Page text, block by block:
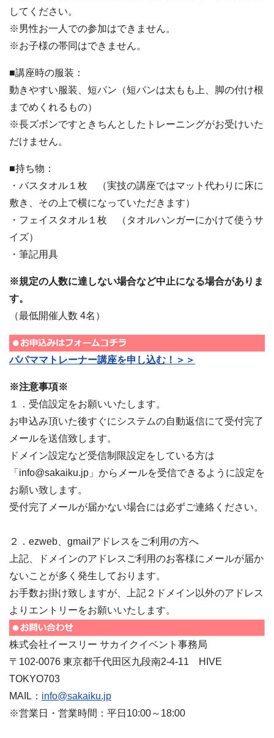
してください。
※男性お一人での参加はできません。
※お子様の帯同はできません。
■講座時の服装：
動きやすい服装、短パン（短パンは太もも上、脚の付け根
までめくれるもの）
※長ズボンですときちんとしたトレーニングがお受けいた
だけません。
■持ち物：
・バスタオル１枚 （実技の講座ではマット代わりに床に
敷き、その上で横になっていただきます）
・フェイスタオル１枚 （タオルハンガーにかけて使うサ
イズ）
・筆記用具
※規定の人数に達しない場合など中止になる場合がありま
す。
（最低開催人数 4名）
パパママトレーナー講座を申し込む！＞＞
※注意事項※
１．受信設定をお願いいたします。
お申込み頂いた後すぐにシステムの自動返信にて受付完了
メールを送信致します。
ドメイン設定など受信制限設定をしている方は
「info@sakaiku.jp」からメールを受信できるように設定を
お願い致します。
受付完了メールが届かない場合には必ずご連絡ください。
２．ezweb、gmailアドレスをご利用の方へ
上記、ドメインのアドレスご利用のお客様にメールが届か
ないことが多く発生しております。
お手数お掛け致しますが、上記２ドメイン以外のアドレス
よりエントリーをお願いいたします。
株式会社イースリー サカイクイベント事務局
〒102-0076 東京都千代田区九段南2-4-11 HIVE
TOKYO703
MAIL： info@sakaiku.jp
※営業日・営業時間：平日10:00～18:00